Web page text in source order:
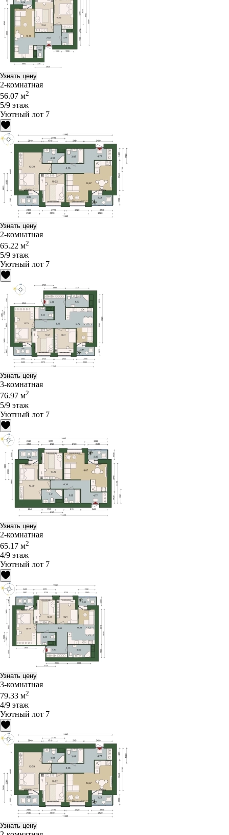
Узнать цену
2-комнатная
56.07 м2
5/9 этаж
Уютный лот 7
Узнать цену
2-комнатная
65.22 м2
5/9 этаж
Уютный лот 7
Узнать цену
3-комнатная
76.97 м2
5/9 этаж
Уютный лот 7
Узнать цену
2-комнатная
65.17 м2
4/9 этаж
Уютный лот 7
Узнать цену
3-комнатная
79.33 м2
4/9 этаж
Уютный лот 7
Узнать цену